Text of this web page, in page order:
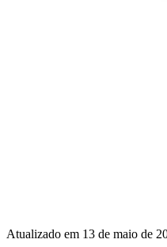
Atualizado em 13 de maio de